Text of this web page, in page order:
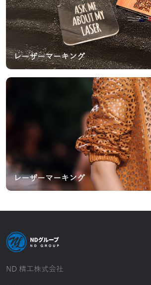
レーザーマーキング
レーザーマーキング
ND 精工株式会社